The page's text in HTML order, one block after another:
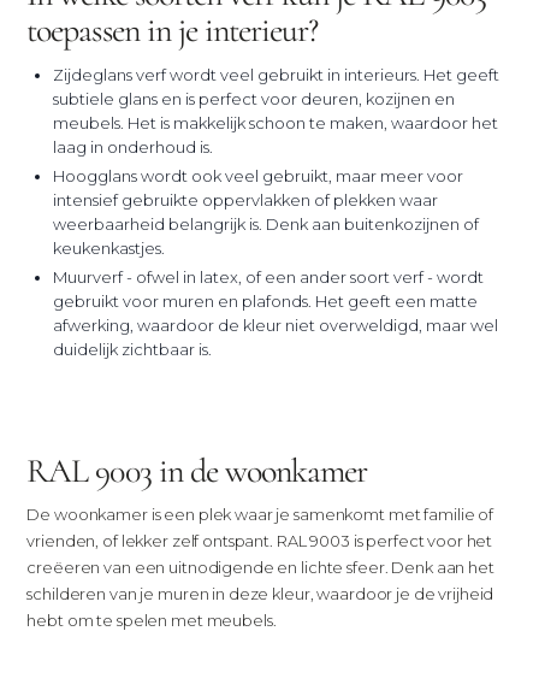
toepassen in je interieur?
Zijdeglans verf wordt veel gebruikt in interieurs. Het geeft
subtiele glans en is perfect voor deuren, kozijnen en
meubels. Het is makkelijk schoon te maken, waardoor het
laag in onderhoud is.
Hoogglans wordt ook veel gebruikt, maar meer voor
intensief gebruikte oppervlakken of plekken waar
weerbaarheid belangrijk is. Denk aan buitenkozijnen of
keukenkastjes.
Muurverf - ofwel in latex, of een ander soort verf - wordt
gebruikt voor muren en plafonds. Het geeft een matte
afwerking, waardoor de kleur niet overweldigd, maar wel
duidelijk zichtbaar is.
RAL 9003 in de woonkamer
De woonkamer is een plek waar je samenkomt met familie of
vrienden, of lekker zelf ontspant. RAL 9003 is perfect voor het
creëeren van een uitnodigende en lichte sfeer. Denk aan het
schilderen van je muren in deze kleur, waardoor je de vrijheid
hebt om te spelen met meubels.